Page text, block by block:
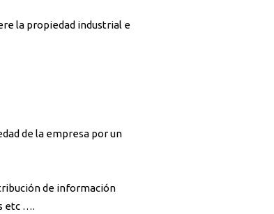
la propiedad industrial e
de la empresa por un
de información
etc ….